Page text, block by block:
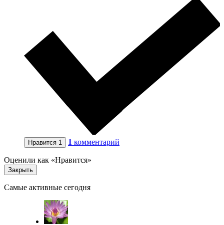
Нравится 1 1 комментарий
Оценили как «Нравится»
Закрыть
Самые активные сегодня